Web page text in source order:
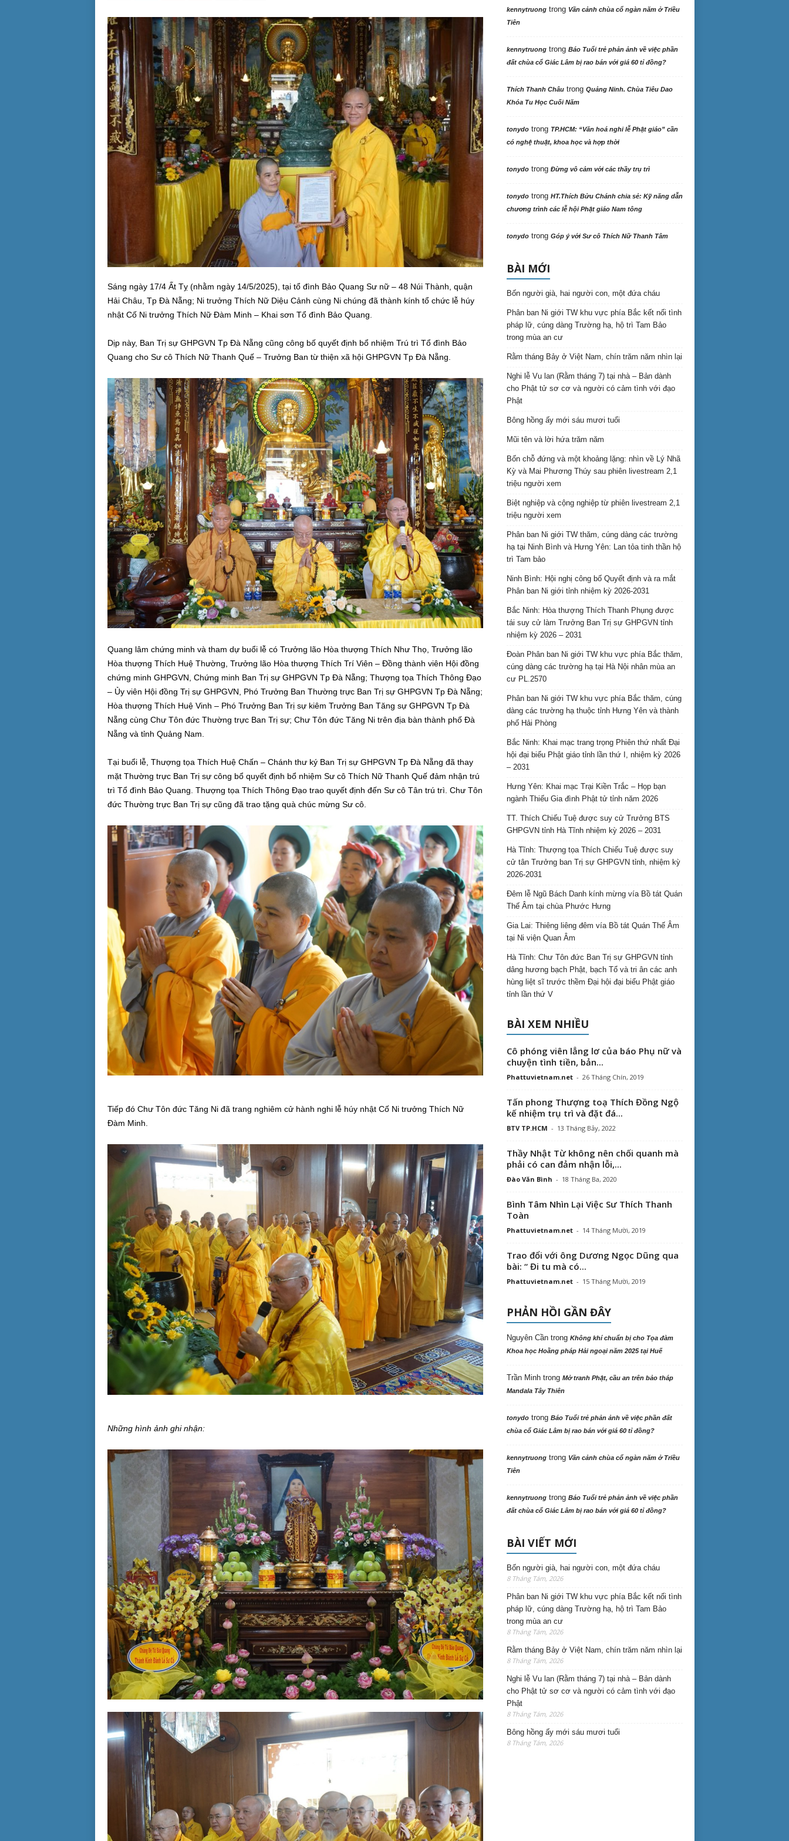
Sáng ngày 17/4 Ất Tỵ (nhằm ngày 14/5/2025), tại tổ đình Bảo Quang Sư nữ – 48 Núi Thành, quận
Hải Châu, Tp Đà Nẵng; Ni trưởng Thích Nữ Diệu Cảnh cùng Ni chúng đã thành kính tổ chức lễ húy
nhật Cố Ni trưởng Thích Nữ Đàm Minh – Khai sơn Tổ đình Bảo Quang.
Dịp này, Ban Trị sự GHPGVN Tp Đà Nẵng cũng công bố quyết định bổ nhiệm Trú trì Tổ đình Bảo
Quang cho Sư cô Thích Nữ Thanh Quế – Trưởng Ban từ thiện xã hội GHPGVN Tp Đà Nẵng.
Quang lâm chứng minh và tham dự buổi lễ có Trưởng lão Hòa thượng Thích Như Thọ, Trưởng lão
Hòa thượng Thích Huệ Thường, Trưởng lão Hòa thượng Thích Trí Viên – Đồng thành viên Hội đồng
chứng minh GHPGVN, Chứng minh Ban Trị sự GHPGVN Tp Đà Nẵng; Thượng tọa Thích Thông Đạo
– Ủy viên Hội đồng Trị sự GHPGVN, Phó Trưởng Ban Thường trực Ban Trị sự GHPGVN Tp Đà Nẵng;
Hòa thượng Thích Huệ Vinh – Phó Trưởng Ban Trị sự kiêm Trưởng Ban Tăng sự GHPGVN Tp Đà
Nẵng cùng Chư Tôn đức Thường trực Ban Trị sự; Chư Tôn đức Tăng Ni trên địa bàn thành phố Đà
Nẵng và tỉnh Quảng Nam.
Tại buổi lễ, Thượng tọa Thích Huệ Chấn – Chánh thư ký Ban Trị sự GHPGVN Tp Đà Nẵng đã thay
mặt Thường trực Ban Trị sự công bổ quyết định bổ nhiệm Sư cô Thích Nữ Thanh Quế đảm nhận trú
trì Tổ đình Bảo Quang. Thượng tọa Thích Thông Đạo trao quyết định đến Sư cô Tân trú trì. Chư Tôn
đức Thường trực Ban Trị sự cũng đã trao tặng quà chúc mừng Sư cô.
Tiếp đó Chư Tôn đức Tăng Ni đã trang nghiêm cử hành nghi lễ húy nhật Cố Ni trưởng Thích Nữ
Đàm Minh.
Những hình ảnh ghi nhận:
kennytruongtrong Vãn cảnh chùa cổ ngàn năm ở Triều
Tiên
kennytruongtrong Báo Tuổi trẻ phản ảnh về việc phần
đất chùa cổ Giác Lâm bị rao bán với giá 60 tỉ đồng?
Thích Thanh Châutrong Quảng Ninh. Chùa Tiêu Dao
Khóa Tu Học Cuối Năm
tonydotrong TP.HCM: “Văn hoá nghi lễ Phật giáo” cần
có nghệ thuật, khoa học và hợp thời
tonydotrong Đừng vô cảm với các thầy trụ trì
tonydotrong HT.Thích Bửu Chánh chia sẻ: Kỹ năng dẫn
chương trình các lễ hội Phật giáo Nam tông
tonydotrong Góp ý với Sư cô Thích Nữ Thanh Tâm
BÀI MỚI
Bốn người già, hai người con, một đứa cháu
Phân ban Ni giới TW khu vực phía Bắc kết nối tình
pháp lữ, cúng dàng Trường hạ, hộ trì Tam Bảo
trong mùa an cư
Rằm tháng Bảy ở Việt Nam, chín trăm năm nhìn lại
Nghi lễ Vu lan (Rằm tháng 7) tại nhà – Bản dành
cho Phật tử sơ cơ và người có cảm tình với đạo
Phật
Bông hồng ấy mới sáu mươi tuổi
Mũi tên và lời hứa trăm năm
Bốn chỗ đứng và một khoảng lặng: nhìn về Lý Nhã
Kỳ và Mai Phương Thúy sau phiên livestream 2,1
triệu người xem
Biệt nghiệp và cộng nghiệp từ phiên livestream 2,1
triệu người xem
Phân ban Ni giới TW thăm, cúng dàng các trường
hạ tại Ninh Bình và Hưng Yên: Lan tỏa tinh thần hộ
trì Tam bảo
Ninh Bình: Hội nghị công bố Quyết định và ra mắt
Phân ban Ni giới tỉnh nhiệm kỳ 2026-2031
Bắc Ninh: Hòa thượng Thích Thanh Phụng được
tái suy cử làm Trưởng Ban Trị sự GHPGVN tỉnh
nhiệm kỳ 2026 – 2031
Đoàn Phân ban Ni giới TW khu vực phía Bắc thăm,
cúng dàng các trường hạ tại Hà Nội nhân mùa an
cư PL.2570
Phân ban Ni giới TW khu vực phía Bắc thăm, cúng
dàng các trường hạ thuộc tỉnh Hưng Yên và thành
phố Hải Phòng
Bắc Ninh: Khai mạc trang trọng Phiên thứ nhất Đại
hội đại biểu Phật giáo tỉnh lần thứ I, nhiệm kỳ 2026
– 2031
Hưng Yên: Khai mạc Trại Kiền Trắc – Họp bạn
ngành Thiếu Gia đình Phật tử tỉnh năm 2026
TT. Thích Chiếu Tuệ được suy cử Trưởng BTS
GHPGVN tỉnh Hà Tĩnh nhiệm kỳ 2026 – 2031
Hà Tĩnh: Thượng tọa Thích Chiếu Tuệ được suy
cử tân Trưởng ban Trị sự GHPGVN tỉnh, nhiệm kỳ
2026-2031
Đêm lễ Ngũ Bách Danh kính mừng vía Bồ tát Quán
Thế Âm tại chùa Phước Hưng
Gia Lai: Thiêng liêng đêm vía Bồ tát Quán Thế Âm
tại Ni viện Quan Âm
Hà Tĩnh: Chư Tôn đức Ban Trị sự GHPGVN tỉnh
dâng hương bạch Phật, bạch Tổ và tri ân các anh
hùng liệt sĩ trước thềm Đại hội đại biểu Phật giáo
tỉnh lần thứ V
BÀI XEM NHIỀU
Cô phóng viên lẳng lơ của báo Phụ nữ và
chuyện tình tiền, bản...
Phattuvietnam.net - 26 Tháng Chín, 2019
Tấn phong Thượng toạ Thích Đồng Ngộ
kế nhiệm trụ trì và đặt đá...
BTV TP.HCM - 13 Tháng Bảy, 2022
Thầy Nhật Từ không nên chối quanh mà
phải có can đảm nhận lỗi,...
Đào Văn Bình - 18 Tháng Ba, 2020
Bình Tâm Nhìn Lại Việc Sư Thích Thanh
Toàn
Phattuvietnam.net - 14 Tháng Mười, 2019
Trao đổi với ông Dương Ngọc Dũng qua
bài: “ Đi tu mà có...
Phattuvietnam.net - 15 Tháng Mười, 2019
PHẢN HỒI GẦN ĐÂY
Nguyên Cầntrong Không khí chuẩn bị cho Tọa đàm
Khoa học Hoằng pháp Hải ngoại năm 2025 tại Huế
Trần Minhtrong Mở tranh Phật, cầu an trên bảo tháp
Mandala Tây Thiên
tonydotrong Báo Tuổi trẻ phản ảnh về việc phần đất
chùa cổ Giác Lâm bị rao bán với giá 60 tỉ đồng?
kennytruongtrong Vãn cảnh chùa cổ ngàn năm ở Triều
Tiên
kennytruongtrong Báo Tuổi trẻ phản ảnh về việc phần
đất chùa cổ Giác Lâm bị rao bán với giá 60 tỉ đồng?
BÀI VIẾT MỚI
Bốn người già, hai người con, một đứa cháu
8 Tháng Tám, 2026
Phân ban Ni giới TW khu vực phía Bắc kết nối tình
pháp lữ, cúng dàng Trường hạ, hộ trì Tam Bảo
trong mùa an cư
8 Tháng Tám, 2026
Rằm tháng Bảy ở Việt Nam, chín trăm năm nhìn lại
8 Tháng Tám, 2026
Nghi lễ Vu lan (Rằm tháng 7) tại nhà – Bản dành
cho Phật tử sơ cơ và người có cảm tình với đạo
Phật
8 Tháng Tám, 2026
Bông hồng ấy mới sáu mươi tuổi
8 Tháng Tám, 2026